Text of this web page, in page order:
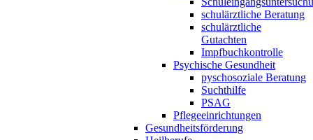
schulärztliche Beratung
schulärztliche
Gutachten
Impfbuchkontrolle
Psychische Gesundheit
pyschosoziale Beratung
Suchthilfe
PSAG
Pflegeeinrichtungen
Gesundheitsförderung